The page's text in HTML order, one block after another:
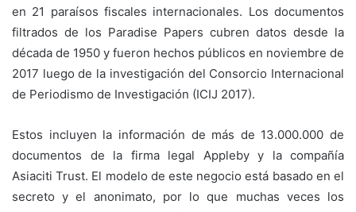
en 21 paraísos fiscales internacionales. Los documentos
filtrados de los Paradise Papers cubren datos desde la
década de 1950 y fueron hechos públicos en noviembre de
2017 luego de la investigación del Consorcio Internacional
de Periodismo de Investigación (ICIJ 2017).
Estos incluyen la información de más de 13.000.000 de
documentos de la firma legal Appleby y la compañía
Asiaciti Trust. El modelo de este negocio está basado en el
secreto y el anonimato, por lo que muchas veces los